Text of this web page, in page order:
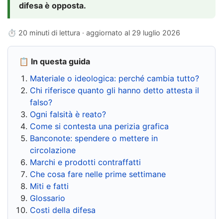
difesa è opposta.
⏱ 20 minuti di lettura · aggiornato al 29 luglio 2026
📋 In questa guida
Materiale o ideologica: perché cambia tutto?
Chi riferisce quanto gli hanno detto attesta il
falso?
Ogni falsità è reato?
Come si contesta una perizia grafica
Banconote: spendere o mettere in
circolazione
Marchi e prodotti contraffatti
Che cosa fare nelle prime settimane
Miti e fatti
Glossario
Costi della difesa